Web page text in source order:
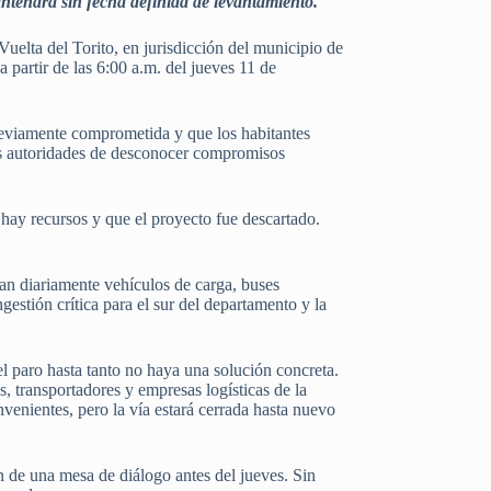
del Torito, en jurisdicción del municipio de
partir de las 6:00 a.m. del jueves 11 de
comprometida y que los habitantes
de desconocer compromisos
recursos y que el proyecto fue descartado.
diariamente vehículos de carga, buses
crítica para el sur del departamento y la
hasta tanto no haya una solución concreta.
transportadores y empresas logísticas de la
pero la vía estará cerrada hasta nuevo
una mesa de diálogo antes del jueves. Sin